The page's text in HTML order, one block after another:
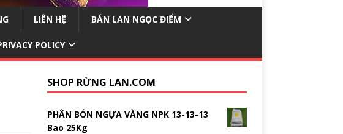
LIÊN HỆ BÁN LAN NGỌC ĐIỂM
POLICY
SHOP RỪNG LAN.COM
PHÂN BÓN NGỰA VÀNG NPK 13-13-13
Bao 25Kg